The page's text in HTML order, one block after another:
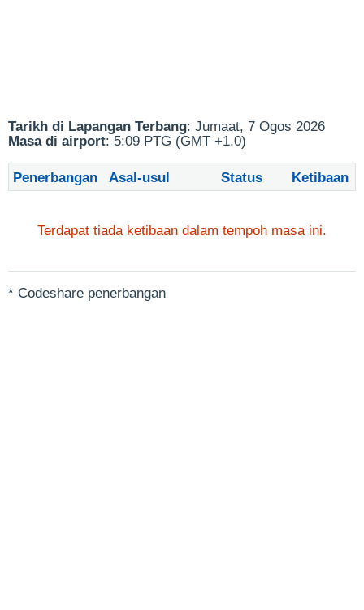
Tarikh di Lapangan Terbang: Jumaat, 7 Ogos 2026
Masa di airport: 5:09 PTG (GMT +1.0)
Penerbangan Asal-usul Status Ketibaan
Terdapat tiada ketibaan dalam tempoh masa ini.
* Codeshare penerbangan